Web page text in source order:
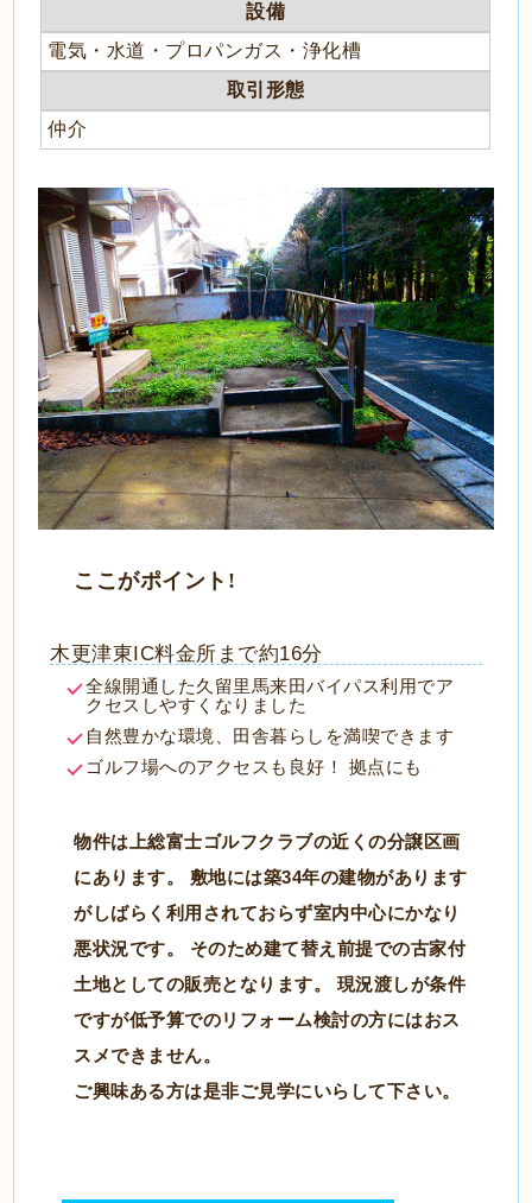
設備
電気・水道・プロパンガス・浄化槽
取引形態
仲介
ここがポイント!
木更津東IC料金所まで約16分
全線開通した久留里馬来田バイパス利用でア
クセスしやすくなりました
自然豊かな環境、田舎暮らしを満喫できます
ゴルフ場へのアクセスも良好！ 拠点にも
物件は上総富士ゴルフクラブの近くの分譲区画
にあります。 敷地には築34年の建物があります
がしばらく利用されておらず室内中心にかなり
悪状況です。 そのため建て替え前提での古家付
土地としての販売となります。 現況渡しが条件
ですが低予算でのリフォーム検討の方にはおス
スメできません。
ご興味ある方は是非ご見学にいらして下さい。